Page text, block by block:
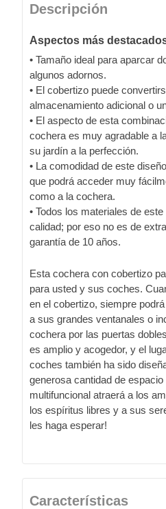
Descripción
Aspectos más
• Tamaño ideal para aparcar
algunos adornos.
• El cobertizo puede
almacenamiento adicional o
• El aspecto de esta
cochera es muy agradable a
su jardín a la perfección.
• La comodidad de este
que podrá acceder muy
como a la cochera.
• Todos los materiales de
calidad; por eso no es de
garantía de 10 años.
Esta cochera con cobertizo
para usted y sus coches.
en el cobertizo, siempre
a sus grandes ventanales o
cochera por las puertas
es amplio y acogedor, y el
coches también ha sido
generosa cantidad de
multifuncional atraerá a los
los espíritus libres y a sus
les haga esperar!
Características